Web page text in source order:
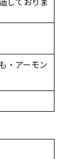
・アーモン